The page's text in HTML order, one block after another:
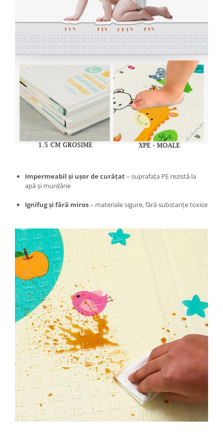
Chiuvete bucatarie compozit
Robineti
Scari
Climatizare si echipamente de
incalzire
Aere conditionate
Echipamente pt incalzire
Panouri solare
Umidificatoare
Ventilatoare
Kituri de siguranta si supravietuire
Kit-uri Supravietuire si Accesorii
Camping
Curatenie si menaj
Accesorii ingrijire casa
Accesorii maturi, mopuri si galeti
Aparate de calcat
Aspiratoare electrice
Cutii depozitare diverse
Cutii depozitare medicamente
Cutii pentru chei
Dulapuri si rafturi de depozitare
Maturi, mopuri si galeti
Organizatoare imbracaminte si
incaltaminte
Perii de curatare
Perii si aparate scame
Impermeabil și ușor de curățat– suprafața PE rezistă la
apă și murdărie
Ignifug și fără miros– materiale sigure, fără substanțe toxice